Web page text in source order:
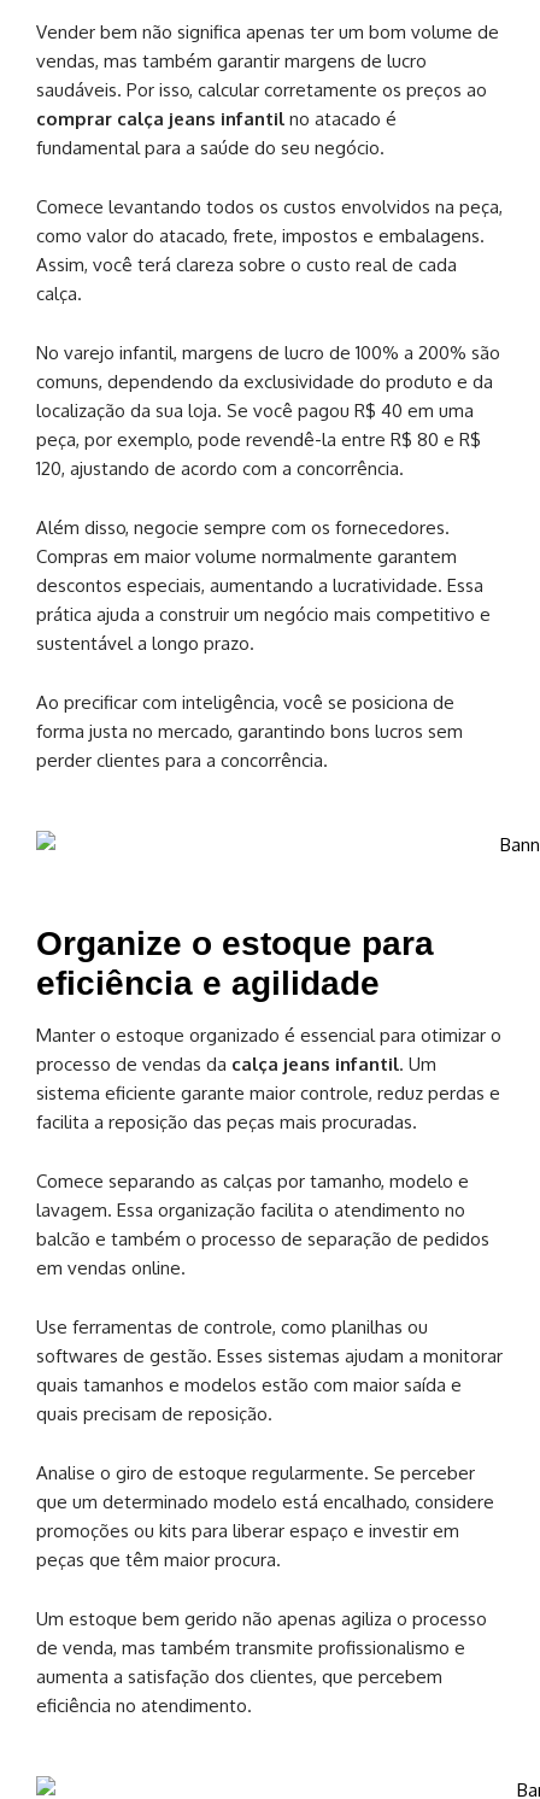
Vender bem não significa apenas ter um bom volume de
vendas, mas também garantir margens de lucro
saudáveis. Por isso, calcular corretamente os preços ao
comprar calça jeans infantil no atacado é
fundamental para a saúde do seu negócio.
Comece levantando todos os custos envolvidos na peça,
como valor do atacado, frete, impostos e embalagens.
Assim, você terá clareza sobre o custo real de cada
calça.
No varejo infantil, margens de lucro de 100% a 200% são
comuns, dependendo da exclusividade do produto e da
localização da sua loja. Se você pagou R$ 40 em uma
peça, por exemplo, pode revendê-la entre R$ 80 e R$
120, ajustando de acordo com a concorrência.
Além disso, negocie sempre com os fornecedores.
Compras em maior volume normalmente garantem
descontos especiais, aumentando a lucratividade. Essa
prática ajuda a construir um negócio mais competitivo e
sustentável a longo prazo.
Ao precificar com inteligência, você se posiciona de
forma justa no mercado, garantindo bons lucros sem
perder clientes para a concorrência.
Organize o estoque para
eficiência e agilidade
Manter o estoque organizado é essencial para otimizar o
processo de vendas da calça jeans infantil. Um
sistema eficiente garante maior controle, reduz perdas e
facilita a reposição das peças mais procuradas.
Comece separando as calças por tamanho, modelo e
lavagem. Essa organização facilita o atendimento no
balcão e também o processo de separação de pedidos
em vendas online.
Use ferramentas de controle, como planilhas ou
softwares de gestão. Esses sistemas ajudam a monitorar
quais tamanhos e modelos estão com maior saída e
quais precisam de reposição.
Analise o giro de estoque regularmente. Se perceber
que um determinado modelo está encalhado, considere
promoções ou kits para liberar espaço e investir em
peças que têm maior procura.
Um estoque bem gerido não apenas agiliza o processo
de venda, mas também transmite profissionalismo e
aumenta a satisfação dos clientes, que percebem
eficiência no atendimento.